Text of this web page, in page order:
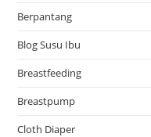
Berpantang
Blog Susu Ibu
Breastfeeding
Breastpump
Cloth Diaper